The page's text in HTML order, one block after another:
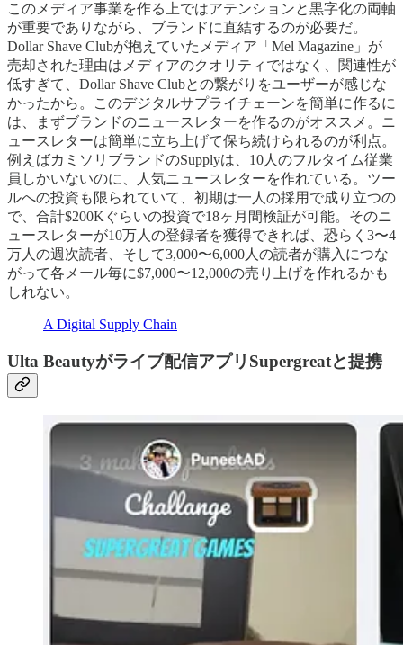
このメディア事業を作る上ではアテンションと黒字化の両軸
が重要でありながら、ブランドに直結するのが必要だ。
Dollar Shave Clubが抱えていたメディア「Mel Magazine」が
売却された理由はメディアのクオリティではなく、関連性が
低すぎて、Dollar Shave Clubとの繋がりをユーザーが感じな
かったから。このデジタルサプライチェーンを簡単に作るに
は、まずブランドのニュースレターを作るのがオススメ。ニ
ュースレターは簡単に立ち上げて保ち続けられるのが利点。
例えばカミソリブランドのSupplyは、10人のフルタイム従業
員しかいないのに、人気ニュースレターを作れている。ツー
ルへの投資も限られていて、初期は一人の採用で成り立つの
で、合計$200Kぐらいの投資で18ヶ月間検証が可能。そのニ
ュースレターが10万人の登録者を獲得できれば、恐らく3〜4
万人の週次読者、そして3,000〜6,000人の読者が購入につな
がって各メール毎に$7,000〜12,000の売り上げを作れるかも
しれない。
A Digital Supply Chain
Ulta Beautyがライブ配信アプリSupergreatと提携